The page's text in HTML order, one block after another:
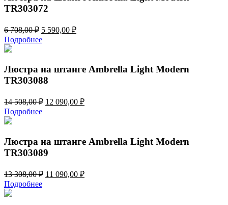
TR303072
6 708,00₽ Первоначальная
цена
составляла
708,00 ₽.
5 590,00 ₽Текущая
Подробнее
Люстра на штанге Ambrella Light Modern
TR303088
14 508,00₽ Первоначальная
12 090,00 ₽Текущая
Подробнее
Люстра на штанге Ambrella Light Modern
TR303089
13 308,00₽ Первоначальная
11 090,00 ₽Текущая
Подробнее